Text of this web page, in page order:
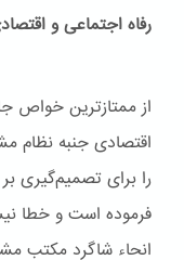
رفاه اجتماعی و
از ممتازترین خواص
اقتصادی جنبه نظام
را برای تصمیم‌گیری
فرموده است و خطا
انحاء شاگرد مکتب